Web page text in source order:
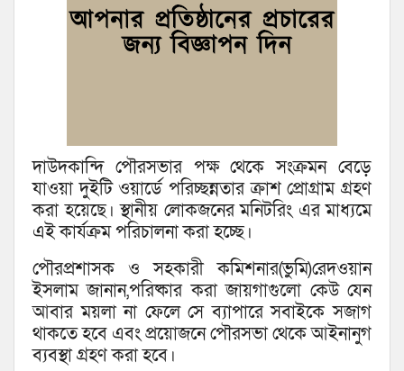
দাউদকান্দি পৌরসভার পক্ষ থেকে সংক্রমন বেড়ে
যাওয়া দুইটি ওয়ার্ডে পরিচ্ছন্নতার ক্রাশ প্রোগ্রাম গ্রহণ
করা হয়েছে। স্থানীয় লোকজনের মনিটরিং এর মাধ্যমে
এই কার্যক্রম পরিচালনা করা হচ্ছে।
পৌরপ্রশাসক ও সহকারী কমিশনার(ভুমি)রেদওয়ান
ইসলাম জানান,পরিষ্কার করা জায়গাগুলো কেউ যেন
আবার ময়লা না ফেলে সে ব্যাপারে সবাইকে সজাগ
থাকতে হবে এবং প্রয়োজনে পৌরসভা থেকে আইনানুগ
ব্যবস্থা গ্রহণ করা হবে।